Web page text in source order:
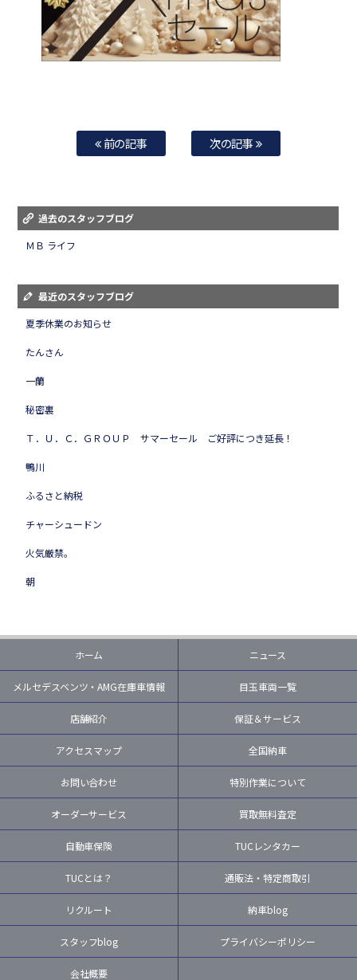
前の記事 次の記事
過去のスタッフブログ
ＭＢ ライフ
最近のスタッフブログ
夏季休業のお知らせ
たんさん
一蘭
秘密裏
Ｔ．Ｕ．Ｃ．ＧＲＯＵＰ サマーセール ご好評につき延長！
鴨川
ふるさと納税
チャーシュードン
火気厳禁。
朝
ホーム ニュース
メルセデスベンツ・AMG在庫車情報 目玉車両一覧
店舗紹介 保証＆サービス
アクセスマップ 全国納車
お問い合わせ 特別作業について
オーダーサービス 買取無料査定
自動車保険 TUCレンタカー
TUCとは？ 通販法・特定商取引
リクルート 納車blog
スタッフblog プライバシーポリシー
会社概要